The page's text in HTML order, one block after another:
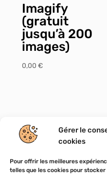
Gérer le
cookies
Pour offrir les meilleures
telles que les cookies pour
Imagify
(gratuit
jusqu’à 200
images)
0,00 €
Tous droits